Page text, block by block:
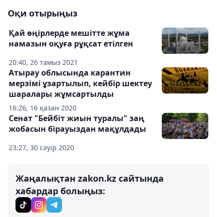
Оқи отырыңыз
20:40, 26 тамыз 2021
Қай өңірлерде мешітте жұма
намазын оқуға рұқсат етілген
16:26, 16 қазан 2020
Атырау облысында карантин
мерзімі ұзартылып, кейбір шектеу
шаралары жұмсартылды
23:27, 30 сәуір 2020
Сенат "Бейбіт жиын туралы" заң
жобасын бірауыздан мақұлдады
Жаңалықтан zakon.kz сайтында
хабардар болыңыз: